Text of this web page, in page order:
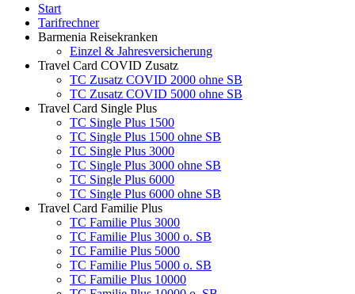
Start
Tarifrechner
Barmenia Reisekranken
Einzel & Jahresversicherung
Travel Card COVID Zusatz
TC Zusatz COVID 2000 ohne SB
TC Zusatz COVID 5000 ohne SB
Travel Card Single Plus
TC Single Plus 1500
TC Single Plus 1500 ohne SB
TC Single Plus 3000
TC Single Plus 3000 ohne SB
TC Single Plus 6000
TC Single Plus 6000 ohne SB
Travel Card Familie Plus
TC Familie Plus 3000
TC Familie Plus 3000 o. SB
TC Familie Plus 5000
TC Familie Plus 5000 o. SB
TC Familie Plus 10000